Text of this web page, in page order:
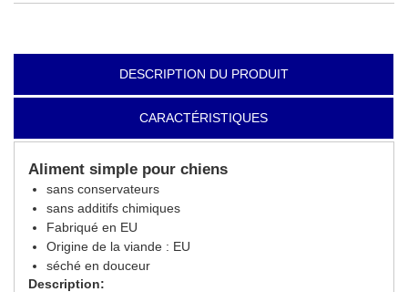
DESCRIPTION DU PRODUIT
CARACTÉRISTIQUES
Aliment simple pour chiens
sans conservateurs
sans additifs chimiques
Fabriqué en EU
Origine de la viande : EU
séché en douceur
Description: